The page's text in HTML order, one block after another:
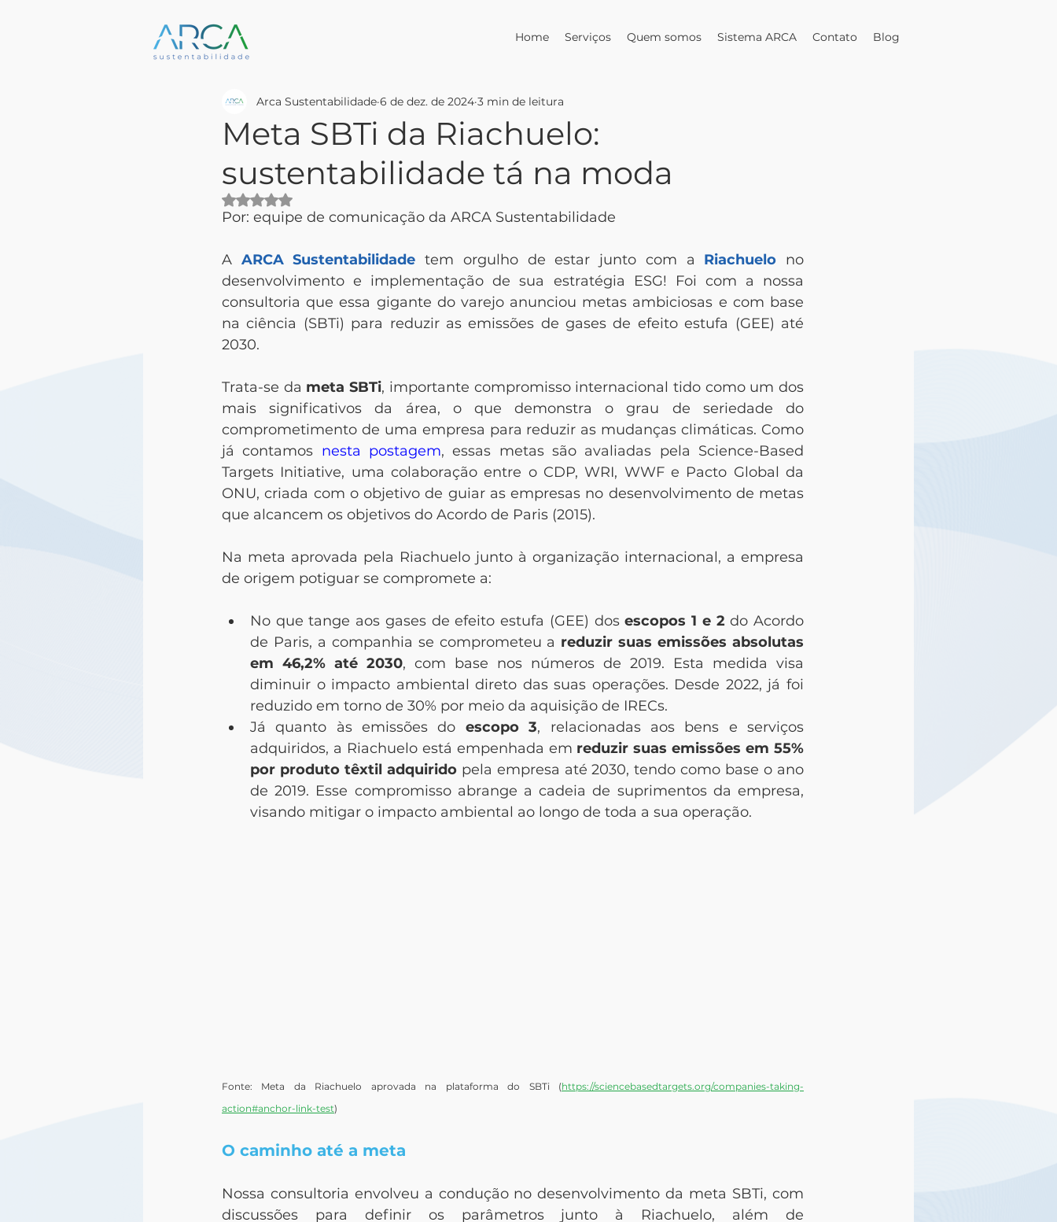
Home Serviços Quem somos Sistema ARCA Contato Blog
Meta SBTi da Riachuelo:
sustentabilidade tá na moda
Arca Sustentabilidade 6 de dez. de 2024 3 min de leitura
Avaliado com NaN de 5 estrelas.
Por: equipe de comunicação da ARCA Sustentabilidade
A ARCA Sustentabilidade tem orgulho de estar junto com a Riachuelo no
desenvolvimento e implementação de sua estratégia ESG! Foi com a nossa
consultoria que essa gigante do varejo anunciou metas ambiciosas e com base
na ciência (SBTi) para reduzir as emissões de gases de efeito estufa (GEE) até
2030.
Trata-se da meta SBTi, importante compromisso internacional tido como um dos
mais significativos da área, o que demonstra o grau de seriedade do
comprometimento de uma empresa para reduzir as mudanças climáticas. Como
já contamos nesta postagem, essas metas são avaliadas pela Science-Based
Targets Initiative, uma colaboração entre o CDP, WRI, WWF e Pacto Global da
ONU, criada com o objetivo de guiar as empresas no desenvolvimento de metas
que alcancem os objetivos do Acordo de Paris (2015).
Na meta aprovada pela Riachuelo junto à organização internacional, a empresa
de origem potiguar se compromete a:
No que tange aos gases de efeito estufa (GEE) dos escopos 1 e 2 do Acordo
de Paris, a companhia se comprometeu a reduzir suas emissões absolutas
em 46,2% até 2030, com base nos números de 2019. Esta medida visa
diminuir o impacto ambiental direto das suas operações. Desde 2022, já foi
reduzido em torno de 30% por meio da aquisição de IRECs.
Já quanto às emissões do escopo 3, relacionadas aos bens e serviços
adquiridos, a Riachuelo está empenhada em reduzir suas emissões em 55%
por produto têxtil adquirido pela empresa até 2030, tendo como base o ano
de 2019. Esse compromisso abrange a cadeia de suprimentos da empresa,
visando mitigar o impacto ambiental ao longo de toda a sua operação.
Fonte: Meta da Riachuelo aprovada na plataforma do SBTi (https://sciencebasedtargets.org/companies-taking-
action#anchor-link-test)
O caminho até a meta
Nossa consultoria envolveu a condução no desenvolvimento da meta SBTi, com
discussões para definir os parâmetros junto à Riachuelo, além de